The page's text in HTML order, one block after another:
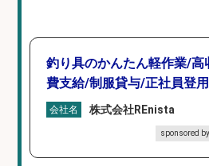
釣り具のかんたん軽作業/高
費支給/制服貸与/正社員登
会社名 株式会社REnista
sponsored